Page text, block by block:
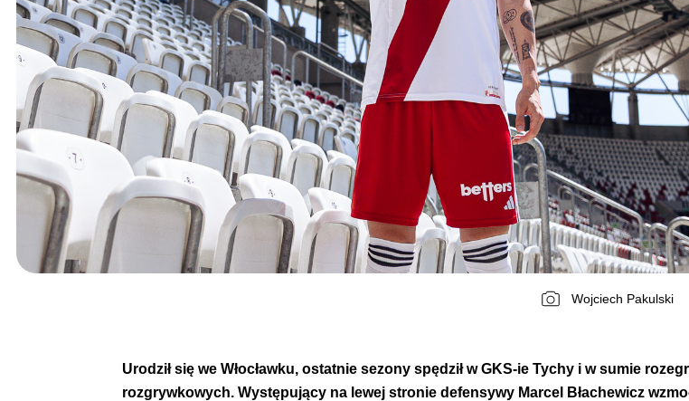
Wojciech Pakulski
Urodził się we Włocławku, ostatnie sezony spędził w GKS-ie Tychy i w sumie
rozgrywkowych. Występujący na lewej stronie defensywy Marcel Błachewicz